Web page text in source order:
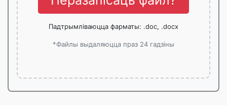
Падтрымліваюцца фарматы: .doc, .docx
*Файлы выдаляюцца праз 24 гадзіны